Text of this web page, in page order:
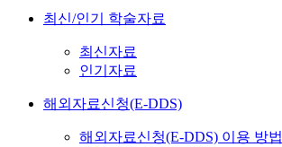
최신/인기 학술자료
최신자료
인기자료
해외자료신청(E-DDS)
해외자료신청(E-DDS) 이용 방법